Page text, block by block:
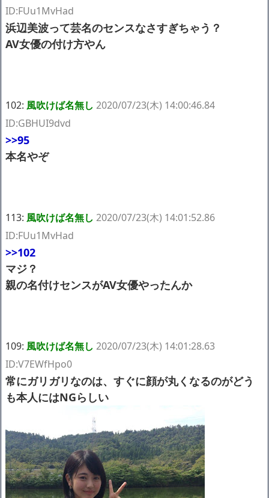
ID:FUu1MvHad
浜辺美波って芸名のセンスなさすぎちゃう？
AV女優の付け方やん
102: 風吹けば名無し 2020/07/23(木) 14:00:46.84
ID:GBHUI9dvd
>>95
本名やぞ
113: 風吹けば名無し 2020/07/23(木) 14:01:52.86
ID:FUu1MvHad
>>102
マジ？
親の名付けセンスがAV女優やったんか
109: 風吹けば名無し 2020/07/23(木) 14:01:28.63
ID:V7EWfHpo0
常にガリガリなのは、すぐに顔が丸くなるのがどう
も本人にはNGらしい